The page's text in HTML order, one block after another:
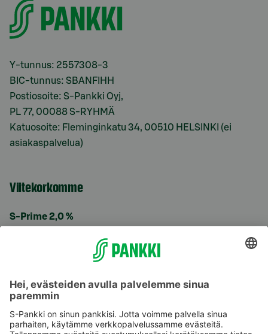
Y-tunnus: 2557308-3
BIC-tunnus: SBANFIHH
Postiosoite: S-Pankki Oyj,
PL 77, 00088 S-RYHMÄ
Katuosoite: Fleminginkatu 34, 00510 HELSINKI (ei
asiakaspalvelua)
Viitekorkomme
S-Prime 2,0 %